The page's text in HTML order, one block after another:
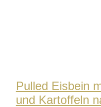
Pulled Eisbein
und Kartoffeln